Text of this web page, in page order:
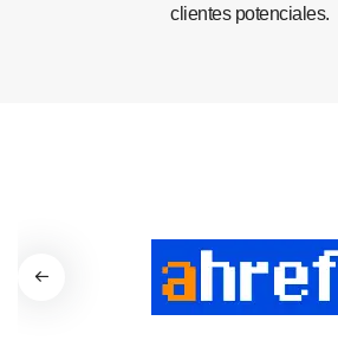
clientes potenciales.